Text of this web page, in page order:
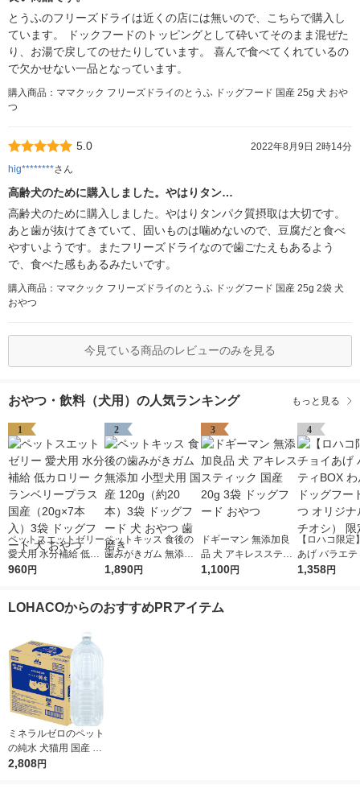
とうふのフリーズドライは近くの店には無いので、こちらで購入し
ています。 ドックフードのトッピングとして砕いてそのまま混ぜた
り、お湯で戻してのせたりしています。 喜んで食べてくれているの
で欠かせない一品となっています。
購入商品：ママクック フリーズドライのとうふ ドッグフード 国産 25g 犬 おや
つ
5.0
2022年8月9日 2時14分
hig********さん
高齢犬のために購入しました。やはりタン…
高齢犬のために購入しました。やはりタンパク質摂取は大切です。
あと歯が抜けてきていて、固いものは噛めないので、豆腐だと食べ
やすいようです。またフリーズドライなので歯ごたえもあるよう
で、食べた感もあるみたいです。
購入商品：ママクック フリーズドライのとうふ ドッグフード 国産 25g 2袋 犬
おやつ
今見ている商品のレビューのみを見る
おやつ・飲料（犬用）の人気ランキング もっと見る
1
ペットスエットゼリー
愛犬用 水分補給 低カ
ロリー クランベリー
ド 犬 おやつ
960円
2
ペットキッス 食後の
歯みがきガム 無添加
小型犬用 国産 120g
き
1,890円
3
ドギーマン 無添加良
品 犬 アキレススティ
ック 国産 20g 3袋 ド
1,100円
4
【ロハコ限定
あげ バラエテ
わんわん ド
1,358円
LOHACOからのおすすめPRアイテム
ミネラルゼロのペット
の純水 犬猫用 国産 2L
1ケース（1本×6）森
2,808円